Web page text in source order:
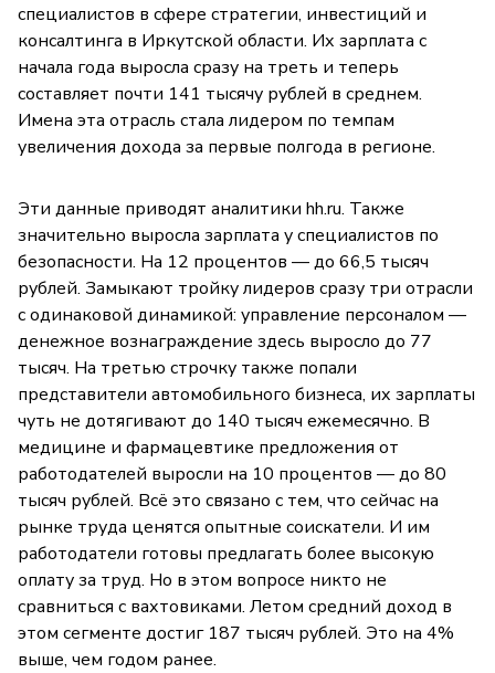
специалистов в сфере стратегии, инвестиций и
консалтинга в Иркутской области. Их зарплата с
начала года выросла сразу на треть и теперь
составляет почти 141 тысячу рублей в среднем.
Имена эта отрасль стала лидером по темпам
увеличения дохода за первые полгода в регионе.
Эти данные приводят аналитики hh.ru. Также
значительно выросла зарплата у специалистов по
безопасности. На 12 процентов — до 66,5 тысяч
рублей. Замыкают тройку лидеров сразу три отрасли
с одинаковой динамикой: управление персоналом —
денежное вознаграждение здесь выросло до 77
тысяч. На третью строчку также попали
представители автомобильного бизнеса, их зарплаты
чуть не дотягивают до 140 тысяч ежемесячно. В
медицине и фармацевтике предложения от
работодателей выросли на 10 процентов — до 80
тысяч рублей. Всё это связано с тем, что сейчас на
рынке труда ценятся опытные соискатели. И им
работодатели готовы предлагать более высокую
оплату за труд. Но в этом вопросе никто не
сравниться с вахтовиками. Летом средний доход в
этом сегменте достиг 187 тысяч рублей. Это на 4%
выше, чем годом ранее.